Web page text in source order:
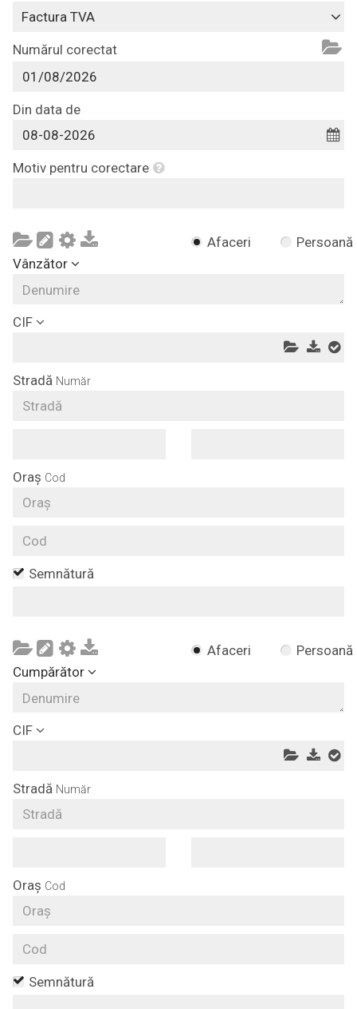
Factura TVA
Numărul corectat
Din data de
Motiv pentru corectare
Afaceri
Persoană
Vânzător
CIF
Stradă Număr
Oraș Cod
Semnătură
Afaceri
Persoană
Cumpărător
CIF
Stradă Număr
Oraș Cod
Semnătură